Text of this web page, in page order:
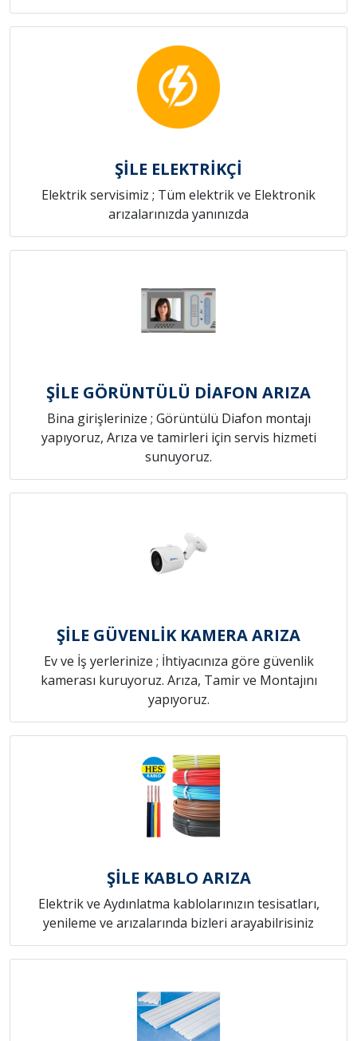
ŞİLE ELEKTRİKÇİ
Elektrik servisimiz ; Tüm elektrik ve Elektronik
arızalarınızda yanınızda
ŞİLE GÖRÜNTÜLÜ DİAFON ARIZA
Bina girişlerinize ; Görüntülü Diafon montajı
yapıyoruz, Arıza ve tamirleri için servis hizmeti
sunuyoruz.
ŞİLE GÜVENLİK KAMERA ARIZA
Ev ve İş yerlerinize ; İhtiyacınıza göre güvenlik
kamerası kuruyoruz. Arıza, Tamir ve Montajını
yapıyoruz.
ŞİLE KABLO ARIZA
Elektrik ve Aydınlatma kablolarınızın tesisatları,
yenileme ve arızalarında bizleri arayabilrisiniz